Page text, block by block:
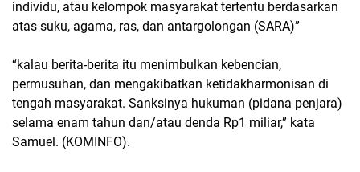
individu, atau kelompok masyarakat tertentu berdasarkan
atas suku, agama, ras, dan antargolongan (SARA)”
“kalau berita-berita itu menimbulkan kebencian,
permusuhan, dan mengakibatkan ketidakharmonisan di
tengah masyarakat. Sanksinya hukuman (pidana penjara)
selama enam tahun dan/atau denda Rp1 miliar,” kata
Samuel. (KOMINFO).